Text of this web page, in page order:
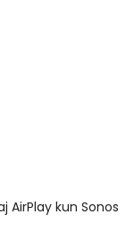
AirPlay kun Sonos